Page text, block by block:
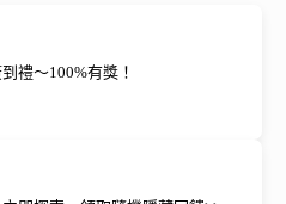
禮～100%有獎！